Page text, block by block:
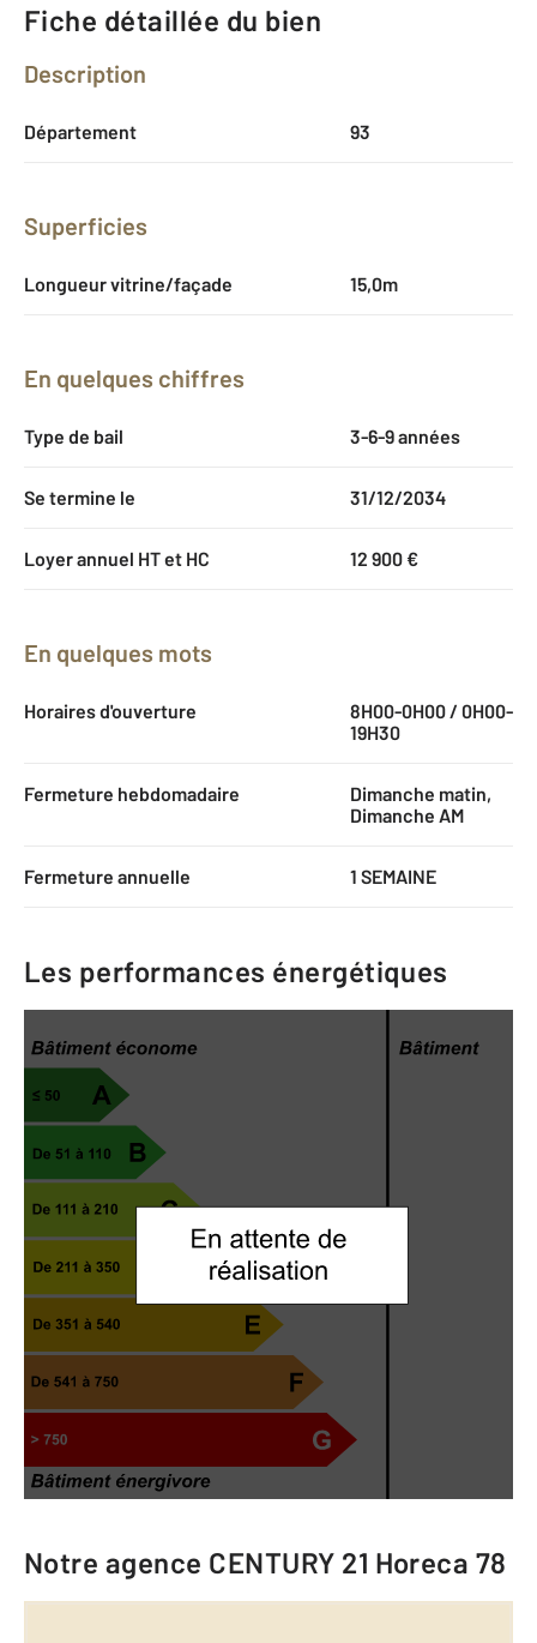
Fiche détaillée du bien
Description
Département 93
Superficies
Longueur vitrine/façade 15,0m
En quelques chiffres
Type de bail 3-6-9 années
Se termine le 31/12/2034
Loyer annuel HT et HC 12 900 €
En quelques mots
Horaires d'ouverture
8H00-0H00 / 0H00-
19H30
Fermeture hebdomadaire
Dimanche matin,
Dimanche AM
Fermeture annuelle 1 SEMAINE
Les performances énergétiques
Notre agence CENTURY 21 Horeca 78